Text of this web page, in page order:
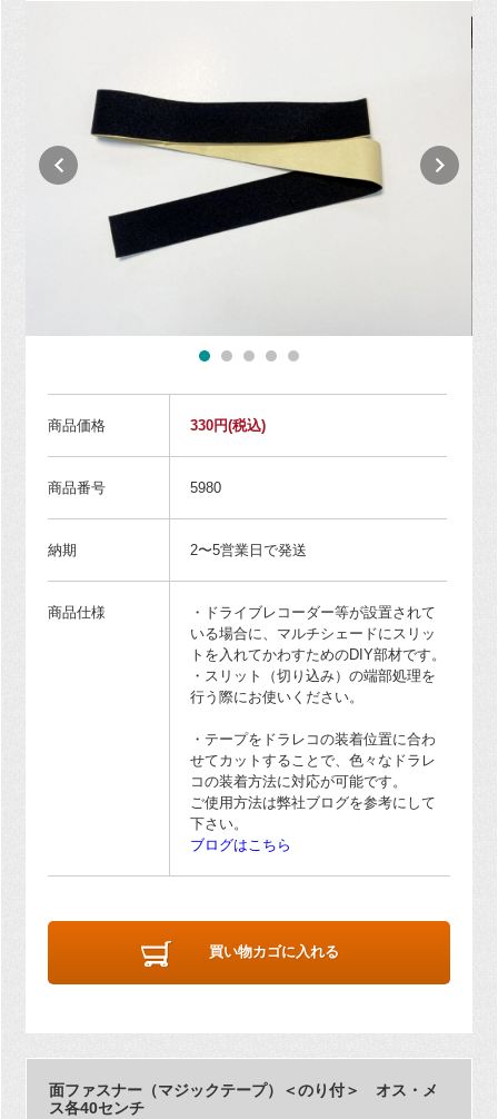
商品価格 330円(税込)
商品番号 5980
納期 2〜5営業日で発送
商品仕様
・ドライブレコーダー等が設置されて
いる場合に、マルチシェードにスリッ
トを入れてかわすためのDIY部材です。
・スリット（切り込み）の端部処理を
行う際にお使いください。
・テープをドラレコの装着位置に合わ
せてカットすることで、色々なドラレ
コの装着方法に対応が可能です。
ご使用方法は弊社ブログを参考にして
下さい。
ブログはこちら
買い物カゴに入れる
面ファスナー（マジックテープ）＜のり付＞ オス・メ
ス各40センチ